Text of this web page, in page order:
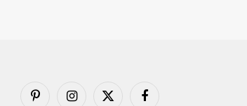
فيسبوك X الانستغرامبينتيريست